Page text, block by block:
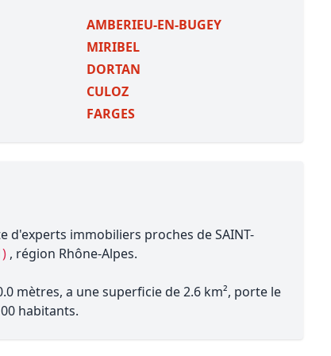
AMBERIEU-EN-BUGEY
MIRIBEL
DORTAN
CULOZ
FARGES
d'experts immobiliers proches de SAINT-
, région Rhône-Alpes.
mètres, a une superficie de 2.6 km², porte le
habitants.